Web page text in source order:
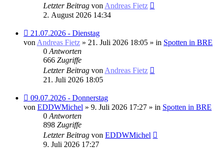
Letzter Beitrag von Andreas Fietz
2. August 2026 14:34
Neuer
Beitrag
21.07.2026 - Dienstag
von Andreas Fietz » 21. Juli 2026 18:05 » in Spotten in BRE
0 Antworten
666 Zugriffe
Letzter Beitrag von Andreas Fietz
21. Juli 2026 18:05
Neuer
Beitrag
09.07.2026 - Donnerstag
von EDDWMichel » 9. Juli 2026 17:27 » in Spotten in BRE
0 Antworten
898 Zugriffe
Letzter Beitrag von EDDWMichel
9. Juli 2026 17:27